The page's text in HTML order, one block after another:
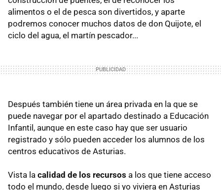
alimentos o el de pesca son divertidos, y aparte
podremos conocer muchos datos de don Quijote, el
ciclo del agua, el martín pescador...
Después también tiene un área privada en la que se
puede navegar por el apartado destinado a Educación
Infantil, aunque en este caso hay que ser usuario
registrado y sólo pueden acceder los alumnos de los
centros educativos de Asturias.
Vista la calidad de los recursos a los que tiene acceso
todo el mundo, desde luego si yo viviera en Asturias